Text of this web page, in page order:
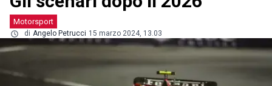
Motorsport
di Angelo Petrucci 15 marzo 2024, 13.03